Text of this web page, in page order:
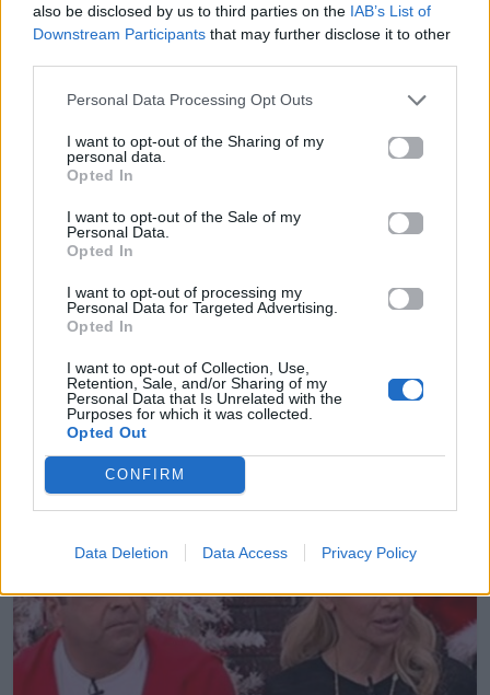
also be disclosed by us to third parties on the IAB’s List of
Downstream Participants that may further disclose it to other
Personal Data Processing Opt Outs
I want to opt-out of the Sharing of my
personal data.
Opted In
I want to opt-out of the Sale of my
Personal Data.
Opted In
I want to opt-out of processing my
Personal Data for Targeted Advertising.
Opted In
I want to opt-out of Collection, Use,
Retention, Sale, and/or Sharing of my
Personal Data that Is Unrelated with the
Purposes for which it was collected.
Opted Out
CONFIRM
Data Deletion Data Access Privacy Policy
News
Έλενα Τσαβαλιά: «Με πιάνουν τα
γέλια πριν το σεξ»
06.12.2014